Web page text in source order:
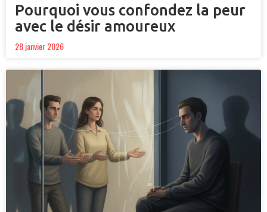
Pourquoi vous confondez la peur
avec le désir amoureux
28 janvier 2026